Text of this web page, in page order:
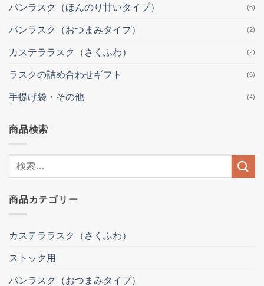
パンラスク（ほんのり甘いタイプ） (6)
パンラスク（おつまみタイプ） (2)
カステララスク（さくふわ） (2)
ラスクの詰め合わせギフト (6)
手提げ袋・その他 (4)
商品検索
果:
商品カテゴリー
カステララスク（さくふわ）
ストック用
パンラスク（おつまみタイプ）